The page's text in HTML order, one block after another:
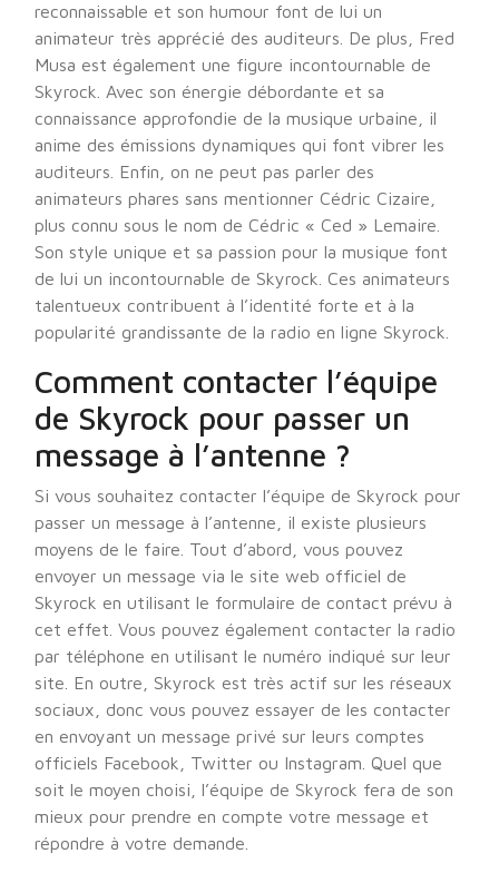
reconnaissable et son humour font de lui un
animateur très apprécié des auditeurs. De plus, Fred
Musa est également une figure incontournable de
Skyrock. Avec son énergie débordante et sa
connaissance approfondie de la musique urbaine, il
anime des émissions dynamiques qui font vibrer les
auditeurs. Enfin, on ne peut pas parler des
animateurs phares sans mentionner Cédric Cizaire,
plus connu sous le nom de Cédric « Ced » Lemaire.
Son style unique et sa passion pour la musique font
de lui un incontournable de Skyrock. Ces animateurs
talentueux contribuent à l’identité forte et à la
popularité grandissante de la radio en ligne Skyrock.
Comment contacter l’équipe
de Skyrock pour passer un
message à l’antenne ?
Si vous souhaitez contacter l’équipe de Skyrock pour
passer un message à l’antenne, il existe plusieurs
moyens de le faire. Tout d’abord, vous pouvez
envoyer un message via le site web officiel de
Skyrock en utilisant le formulaire de contact prévu à
cet effet. Vous pouvez également contacter la radio
par téléphone en utilisant le numéro indiqué sur leur
site. En outre, Skyrock est très actif sur les réseaux
sociaux, donc vous pouvez essayer de les contacter
en envoyant un message privé sur leurs comptes
officiels Facebook, Twitter ou Instagram. Quel que
soit le moyen choisi, l’équipe de Skyrock fera de son
mieux pour prendre en compte votre message et
répondre à votre demande.